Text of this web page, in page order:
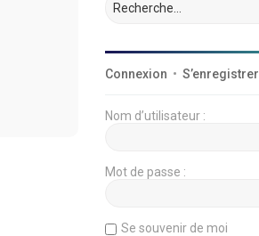
Connexion • S’enregistrer
Nom d’utilisateur :
Mot de passe :
Se souvenir de moi